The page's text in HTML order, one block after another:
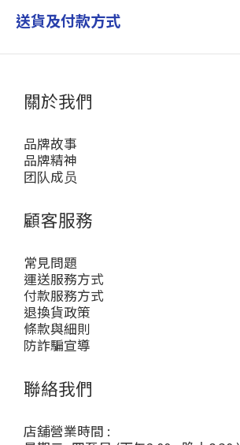
送貨及付款方式
關於我們
品牌故事
品牌精神
团队成员
顧客服務
常見問題
運送服務方式
付款服務方式
退換貨政策
條款與細則
防詐騙宣導
聯絡我們
店舖營業時間 :